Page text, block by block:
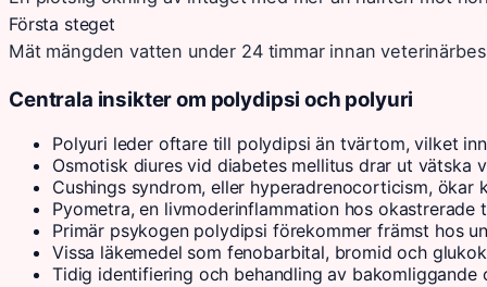
Första steget
Mät mängden vatten under 24 timmar innan
Centrala insikter om polydipsi och polyuri
Polyuri leder oftare till polydipsi än tvärtom, vilket
Osmotisk diures vid diabetes mellitus drar ut vätska
Cushings syndrom, eller hyperadrenocorticism,
Pyometra, en livmoderinflammation hos
Primär psykogen polydipsi förekommer främst hos
Vissa läkemedel som fenobarbital, bromid och
Tidig identifiering och behandling av